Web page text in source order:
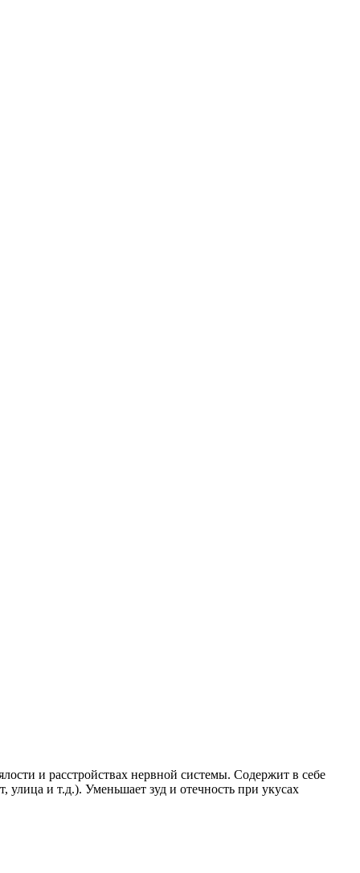
и расстройствах нервной системы. Содержит в себе
и т.д.). Уменьшает зуд и отечность при укусах